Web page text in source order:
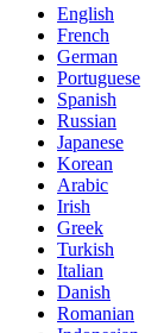
English
French
German
Portuguese
Spanish
Russian
Japanese
Korean
Arabic
Irish
Greek
Turkish
Italian
Danish
Romanian